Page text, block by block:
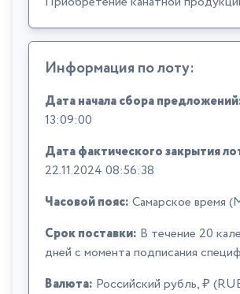
Информация по лоту:
Дата начала сбора
13:09:00
Дата фактического закрытия
22.11.2024 08:56:38
Часовой пояс: Самарское время
Срок поставки: В течение 20
дней с момента подписания
Валюта: Российский рубль, ₽